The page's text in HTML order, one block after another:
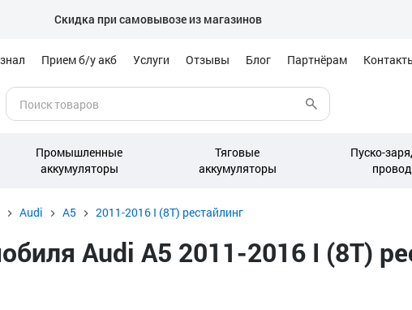
Скидка при самовывозе из магазинов
Прием б/у акб Услуги Отзывы Блог Партнёрам
Промышленные
аккумуляторы
Тяговые
аккумуляторы
Пуско-
Audi A5 2011-2016 I (8T) рестайлинг
Audi A5 2011-2016 I (8T)